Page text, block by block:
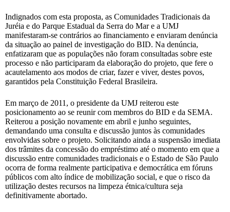
Indignados com esta proposta, as Comunidades Tradicionais da
Juréia e do Parque Estadual da Serra do Mar e a UMJ
manifestaram-se contrários ao financiamento e enviaram denúncia
da situação ao painel de investigação do BID. Na denúncia,
enfatizaram que as populações não foram consultadas sobre este
processo e não participaram da elaboração do projeto, que fere o
acautelamento aos modos de criar, fazer e viver, destes povos,
garantidos pela Constituição Federal Brasileira.
Em março de 2011, o presidente da UMJ reiterou este
posicionamento ao se reunir com membros do BID e da SEMA.
Reiterou a posição novamente em abril e junho seguintes,
demandando uma consulta e discussão juntos às comunidades
envolvidas sobre o projeto. Solicitando ainda a suspensão imediata
dos trâmites da concessão do empréstimo até o momento em que a
discussão entre comunidades tradicionais e o Estado de São Paulo
ocorra de forma realmente participativa e democrática em fóruns
públicos com alto índice de mobilização social, e que o risco da
utilização destes recursos na limpeza étnica/cultura seja
definitivamente abortado.